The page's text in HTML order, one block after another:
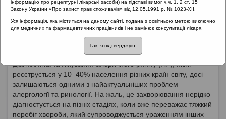
Стандарти діагностики і
лікування алергічного
Діагностика та лікування алергічного риніту (АР), який
реєструється у 10–40% населення різних країн світу, досі
залишаються одними з найактуальніших проблем
алергології та ринології. На жаль, це захворювання нерідко
діагностується на пізніх стадіях, коли вже переважає тяжкий
перебіг хвороби, який супроводжується ураженням інших
інформацію про рецептурні лікарські засоби) на підставі вимог ч.ч. 1, 2 ст. 15
Закону України «Про захист прав споживачів» від 12.05.1991 р. № 1023-XII.
Уся інформація, яка міститься на даному сайті, подана з освітньою метою виключно
для медичних та фармацевтичних працівників і не замінює консультації лікаря.
Так, я підтверджую.